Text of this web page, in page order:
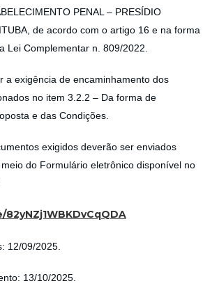
PENAL – PRESÍDIO
de acordo com o artigo 16 e na forma
Lei Complementar n. 809/2022.
a exigência de encaminhamento dos
no item 3.2.2 – Da forma de
e das Condições.
exigidos deverão ser enviados
do Formulário eletrônico disponível no
12/09/2025.
13/10/2025.